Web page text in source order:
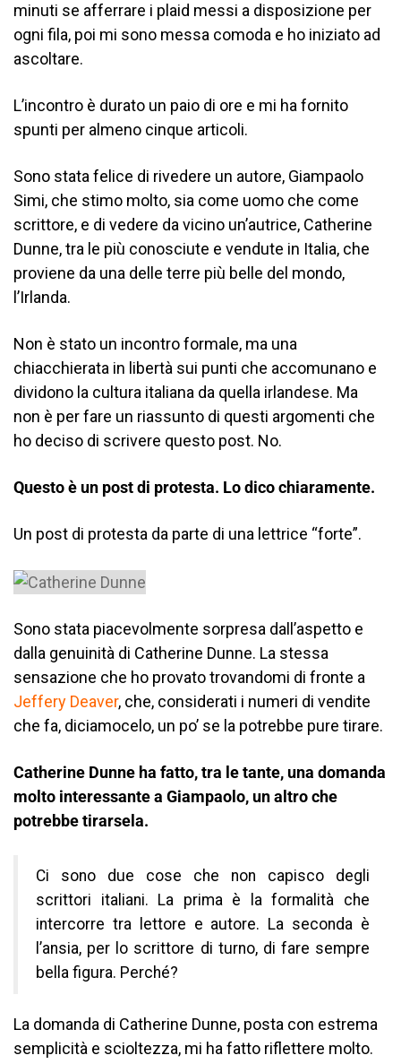
minuti se afferrare i plaid messi a disposizione per
ogni fila, poi mi sono messa comoda e ho iniziato ad
ascoltare.
L’incontro è durato un paio di ore e mi ha fornito
spunti per almeno cinque articoli.
Sono stata felice di rivedere un autore, Giampaolo
Simi, che stimo molto, sia come uomo che come
scrittore, e di vedere da vicino un’autrice, Catherine
Dunne, tra le più conosciute e vendute in Italia, che
proviene da una delle terre più belle del mondo,
l’Irlanda.
Non è stato un incontro formale, ma una
chiacchierata in libertà sui punti che accomunano e
dividono la cultura italiana da quella irlandese. Ma
non è per fare un riassunto di questi argomenti che
ho deciso di scrivere questo post. No.
Questo è un post di protesta. Lo dico chiaramente.
Un post di protesta da parte di una lettrice “forte”.
Sono stata piacevolmente sorpresa dall’aspetto e
dalla genuinità di Catherine Dunne. La stessa
sensazione che ho provato trovandomi di fronte a
Jeffery Deaver, che, considerati i numeri di vendite
che fa, diciamocelo, un po’ se la potrebbe pure tirare.
Catherine Dunne ha fatto, tra le tante, una domanda
molto interessante a Giampaolo, un altro che
potrebbe tirarsela.
Ci sono due cose che non capisco degli
scrittori italiani. La prima è la formalità che
intercorre tra lettore e autore. La seconda è
l’ansia, per lo scrittore di turno, di fare sempre
bella figura. Perché?
La domanda di Catherine Dunne, posta con estrema
semplicità e scioltezza, mi ha fatto riflettere molto.